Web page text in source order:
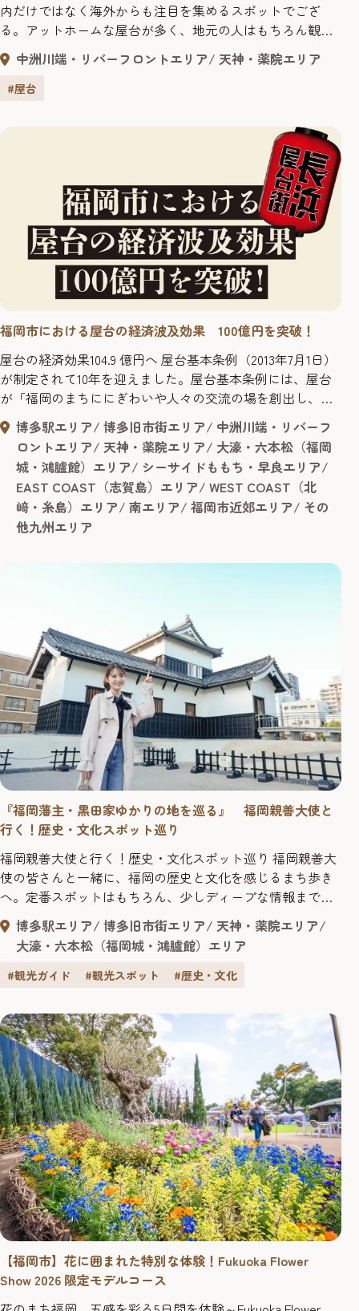
内だけではなく海外からも注目を集めるスポットでござ
る。アットホームな屋台が多く、地元の人はもちろん観光
客にも人気。でも、まだまだ屋台に行ったことがない人も
いるようじゃ。はじめての屋台は、不安もあり、ちょっと
勇気がいるだろうが、そんな人のために、行く前に知って
れさえ知っておけば、屋台は怖く...
中洲川端・リバーフロントエリア 天神・薬院エリア
#屋台
福岡市における屋台の経済波及効果 100億円を突破！
屋台の経済効果104.9 億円へ 屋台基本条例（2013年7月1日）
が制定されて10年を迎えました。屋台基本条例には、屋台
が「福岡のまちににぎわいや人々の交流の場を創出し、観
光資源としての効用を有している」と書かれています。そ
の効用を測ることは屋台の存在意義を確認する上で重要で
あり、今回、その効用の１つである経済波及効果を算出し
ました。算出にあたっては、過去（2011年12月）の経済波...
博多駅エリア 博多旧市街エリア
中洲川端・リバーフ
ロントエリア
天神・薬院エリア
大濠・六本松（福岡
城・鴻臚館）エリア
シーサイドももち・早良エリア
EAST COAST（志賀島）エリア
WEST COAST（北
﨑・糸島）エリア
南エリア 福岡市近郊エリア
その
他九州エリア
『福岡藩主・黒田家ゆかりの地を巡る』 福岡親善大使と
行く！歴史・文化スポット巡り
福岡親善大使と行く！歴史・文化スポット巡り 福岡親善大
使の皆さんと一緒に、福岡の歴史と文化を感じるまち歩き
へ。定番スポットはもちろん、少しディープな情報まで、
見逃していた景色をご紹介！次の休日は、ちょっとした非
日常を味わいに福岡の歴史スポットにおでかけしません
か？ ▲2024・2025福岡親善大使（上田穂乃香さん〈写真
左〉、高橋彩夏さん〈写真中央〉、國﨑成美さん〈写真
博多駅エリア 博多旧市街エリア
天神・薬院エリア
大濠・六本松（福岡城・鴻臚館）エリア
#観光ガイド #観光スポット #歴史・文化
【福岡市】花に囲まれた特別な体験！Fukuoka Flower
Show 2026 限定モデルコース